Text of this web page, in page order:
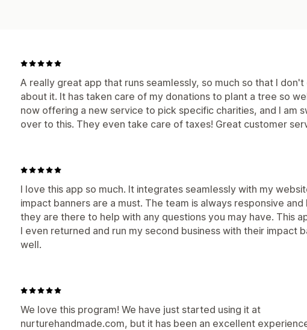
A really great app that runs seamlessly, so much so that I don't
about it. It has taken care of my donations to plant a tree so
now offering a new service to pick specific charities, and I am
over to this. They even take care of taxes! Great customer
I love this app so much. It integrates seamlessly with my
impact banners are a must. The team is always responsive and
they are there to help with any questions you may have. This
I even returned and run my second business with their impact
well.
We love this program! We have just started using it at
nurturehandmade.com, but it has been an excellent